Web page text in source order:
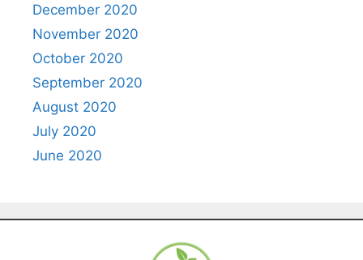
December 2020
November 2020
October 2020
September 2020
August 2020
July 2020
June 2020